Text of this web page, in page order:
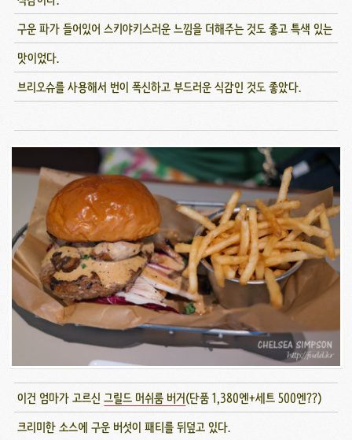
구운 파가 들어있어 스키야키스러운 느낌을 더해주는 것도 좋고 특색 있는
맛이었다.
브리오슈를 사용해서 번이 폭신하고 부드러운 식감인 것도 좋았다.
이건 엄마가 고르신그릴드 머쉬룸 버거(단품 1,380엔+세트 500엔??)
크리미한 소스에 구운 버섯이 패티를 뒤덮고 있다.